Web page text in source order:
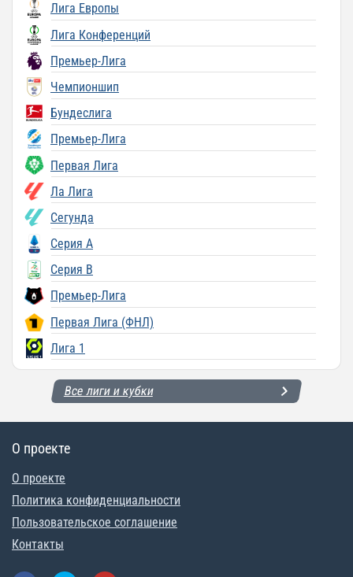
Лига Европы
Лига Конференций
Премьер-Лига
Чемпионшип
Бундеслига
Премьер-Лига
Первая Лига
Ла Лига
Сегунда
Серия A
Серия B
Премьер-Лига
Первая Лига (ФНЛ)
Лига 1
Все лиги и кубки
О проекте
О проекте
Политика конфиденциальности
Пользовательское соглашение
Контакты